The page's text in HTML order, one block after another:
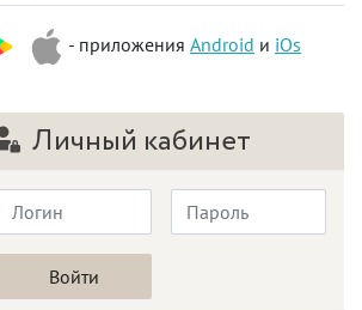
- приложения Android и iOs
Личный кабинет